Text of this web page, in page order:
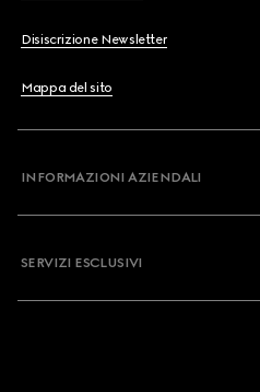
Disiscrizione Newsletter
Mappa del sito
INFORMAZIONI AZIENDALI
SERVIZI ESCLUSIVI